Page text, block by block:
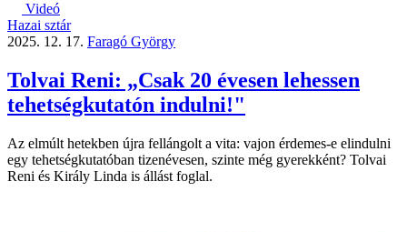
Videó
Hazai sztár
2025. 12. 17. Faragó György
Tolvai Reni: „Csak 20 évesen lehessen
tehetségkutatón indulni!"
Az elmúlt hetekben újra fellángolt a vita: vajon érdemes-e elindulni
egy tehetségkutatóban tizenévesen, szinte még gyerekként? Tolvai
Reni és Király Linda is állást foglal.